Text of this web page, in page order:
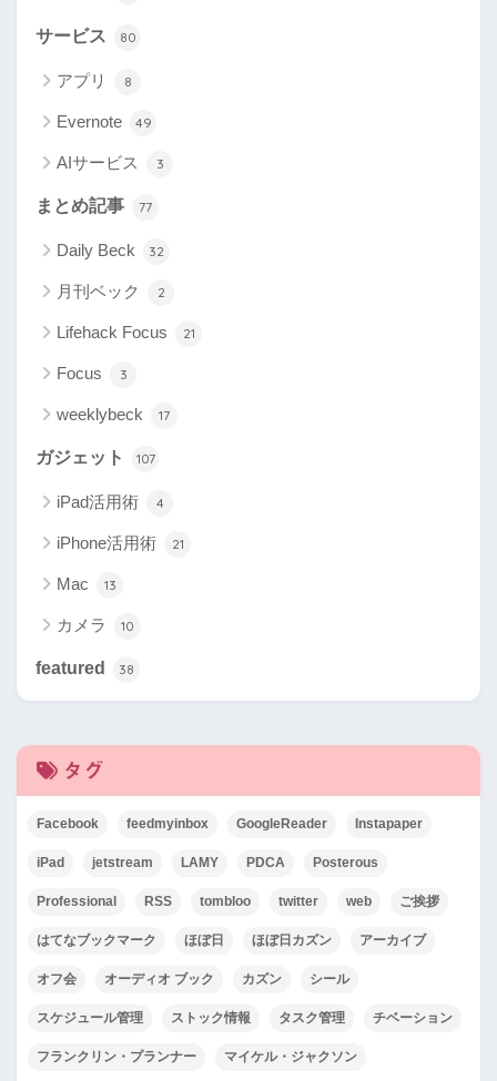
サービス 80
アプリ 8
Evernote 49
AIサービス 3
まとめ記事 77
Daily Beck 32
月刊ベック 2
Lifehack Focus 21
Focus 3
weeklybeck 17
ガジェット 107
iPad活用術 4
iPhone活用術 21
Mac 13
カメラ 10
featured 38
タグ
Facebook feedmyinbox GoogleReader Instapaper
iPad jetstream LAMY PDCA Posterous
Professional RSS tombloo twitter web ご挨拶
はてなブックマーク ほぼ日 ほぼ日カズン アーカイブ
オフ会 オーディオ ブック カズン シール
スケジュール管理 ストック情報 タスク管理 チベーション
フランクリン・プランナー マイケル・ジャクソン